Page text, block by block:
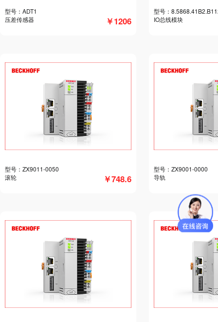
型号：ADT1
压差传感器
￥1206
型号：
IO总线模块
型号：ZX9011-0050
滚轮
￥748.6
型号：ZX9001-0000
导轨